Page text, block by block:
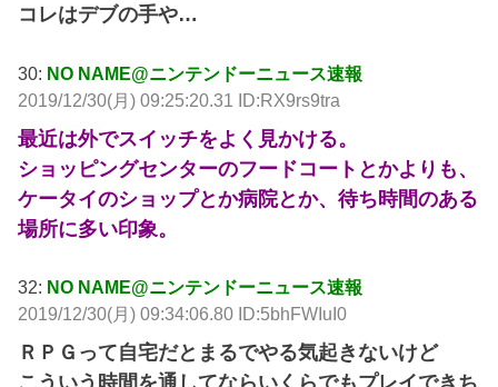
コレはデブの手や…
30: NO NAME@ニンテンドーニュース速報
2019/12/30(月) 09:25:20.31 ID:RX9rs9tra
最近は外でスイッチをよく見かける。
ショッピングセンターのフードコートとかよりも、
ケータイのショップとか病院とか、待ち時間のある
場所に多い印象。
32: NO NAME@ニンテンドーニュース速報
2019/12/30(月) 09:34:06.80 ID:5bhFWIuI0
ＲＰＧって自宅だとまるでやる気起きないけど
こういう時間を通してならいくらでもプレイできち